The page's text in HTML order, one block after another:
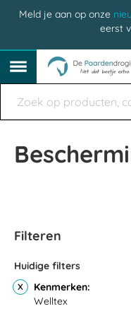
Meld je aan op onze
eerst
Filteren
Huidige filters
Kenmerken
Welltex